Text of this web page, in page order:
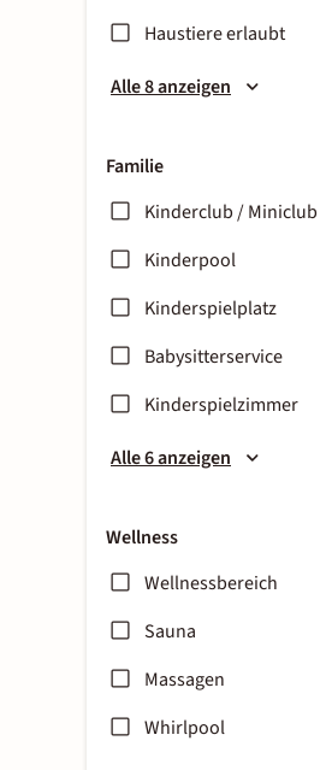
Haustiere erlaubt
Alle 8 anzeigen
Familie
Kinderclub / Miniclub
Kinderpool
Kinderspielplatz
Babysitterservice
Kinderspielzimmer
Alle 6 anzeigen
Wellness
Wellnessbereich
Sauna
Massagen
Whirlpool